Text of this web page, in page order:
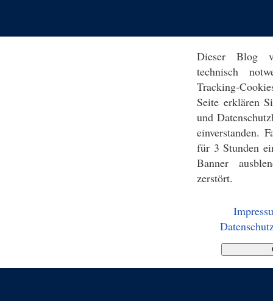
Dieser Blog
technisch
Tracking-
Seite erklären
und
einverstanden.
für 3 Stunden
Banner
zerstört.